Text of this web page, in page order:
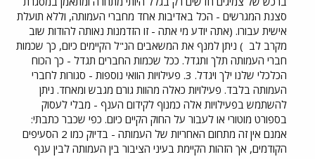
סצנת המגרשים - הכל באדיבות אחד מחברי העמותה, וללא תועלת
אישית עבורו. (אתה יודע מי אתה - זו הזדמנות נאותה להודות שוב
מקרב לב ) ניתן למנף את המשאבים הנ"ל הקיימים כיום, כך שכמות
חברי העמותה תלך ותגדל. ככל שכמות החברים תגדל - כך הכוח
הכלכלי שלנו ילך ויגדל. 3. פעילויות הוואי נוספות - סגורות לחברי
העמותה בלבד. פעילויות כאלה מהוות גורם מגבש ומאחד. ניתן
להשתמש בפעילויות אלה כמנוף לקידום הענף - מבלי לעסוק
בספורט מוטורי או לעבור על החוק הקיים כיום. כפי שכבר כתבתי:
אמנם אין זה מתחום האחריות של העמותה - בדיוק כמו 2 הסעיפים
הקודמים, אך הזהות הקיימת בעיני הציבור בין העמותה לבין ענף